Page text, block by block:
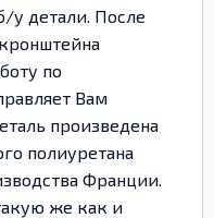
у детали. После
по
Вам
произведена
полиуретана
Франции.
же как и